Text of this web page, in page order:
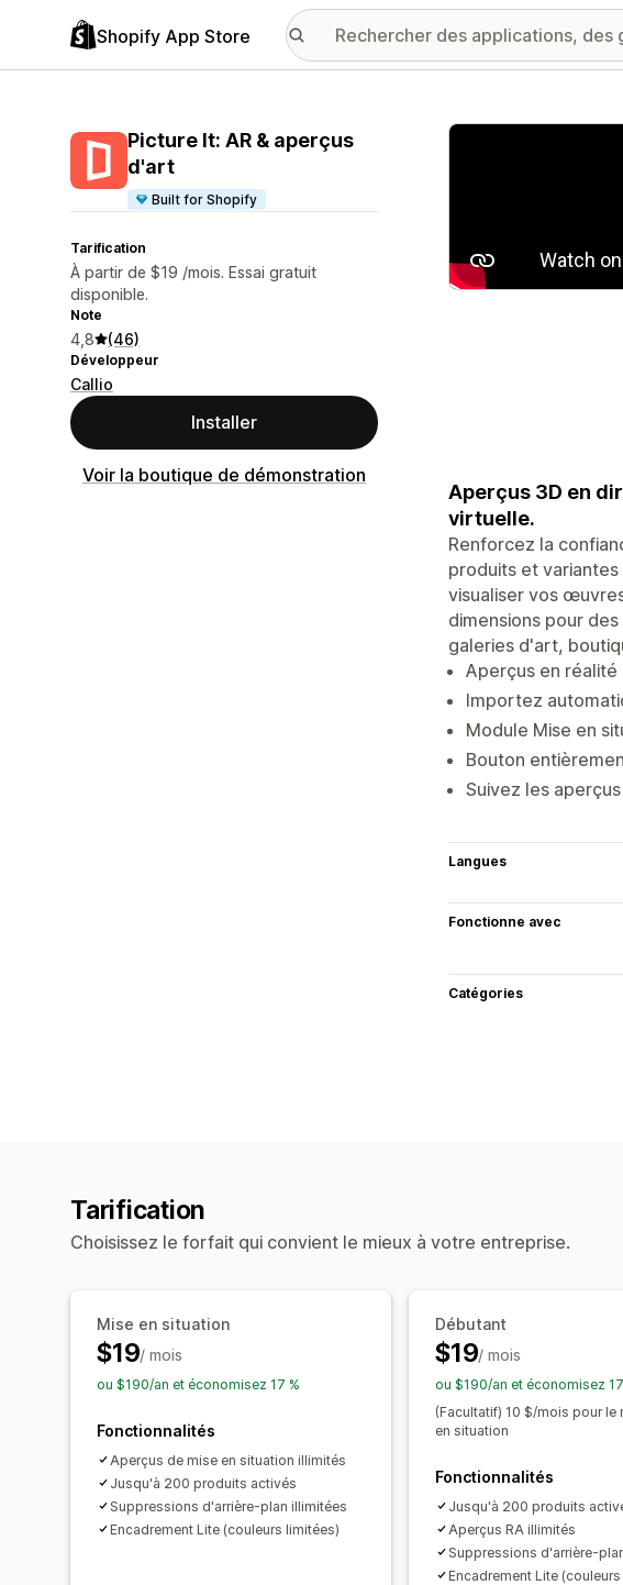
Shopify App Store
Picture It: AR & aperçus
d'art
Built for Shopify
Tarification
À partir de $19 /mois. Essai gratuit
disponible.
Note
4,8 (46)
Développeur
Callio
Installer
Voir la boutique de démonstration
Galerie d’images
Aperçus 3D en
virtuelle.
Renforcez la
produits et variantes
visualiser vos
dimensions pour
galeries d'art,
Aperçus en
Importez
Module Mise en
Bouton
Suivez les
Langues
Fonctionne avec
Catégories
Tarification
Choisissez le forfait qui convient le mieux à votre entreprise.
Mise en situation
$19/ mois
ou $190/an et économisez 17 %
Fonctionnalités
Aperçus de mise en situation illimités
Jusqu'à 200 produits activés
Suppressions d'arrière-plan illimitées
Encadrement Lite (couleurs limitées)
Débutant
$19/ mois
ou $190/an et économisez
(Facultatif) 10 $/mois pour le
en situation
Fonctionnalités
Jusqu'à 200 produits
Aperçus RA illimités
Suppressions d'arrière-
Encadrement Lite